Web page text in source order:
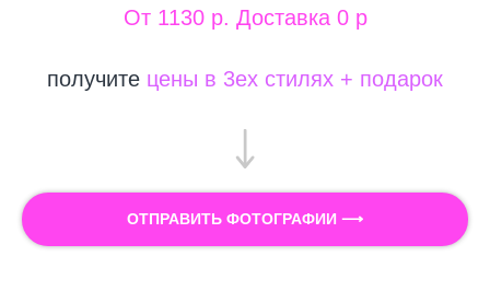
От 1130 р. Доставка 0 р
получите цены в 3ех стилях + подарок
ОТПРАВИТЬ ФОТОГРАФИИ ⟶